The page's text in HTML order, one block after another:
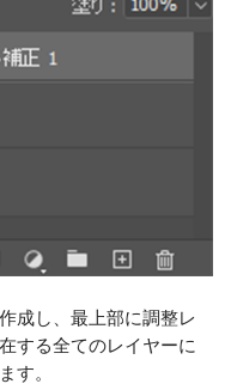
成し、最上部に調整レ
する全てのレイヤーに
す。